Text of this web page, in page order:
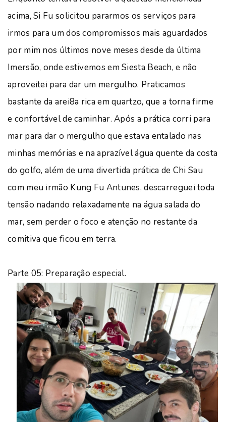
acima, Si Fu solicitou pararmos os serviços para
irmos para um dos compromissos mais aguardados
por mim nos últimos nove meses desde da última
Imersão, onde estivemos em Siesta Beach, e não
aproveitei para dar um mergulho. Praticamos
bastante da arei8a rica em quartzo, que a torna firme
e confortável de caminhar. Após a prática corri para
mar para dar o mergulho que estava entalado nas
minhas memórias e na aprazível água quente da costa
do golfo, além de uma divertida prática de Chi Sau
com meu irmão Kung Fu Antunes, descarreguei toda
tensão nadando relaxadamente na água salada do
mar, sem perder o foco e atenção no restante da
comitiva que ficou em terra.
Parte 05: Preparação especial.